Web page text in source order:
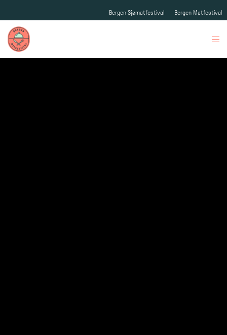
Bergen Sjømatfestival Bergen Matfestival